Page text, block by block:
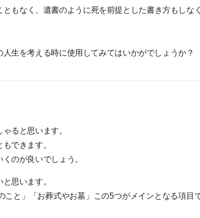
もなく、遺書のように死を前提とした書き方もしな
生を考える時に使用してみてはいかがでしょうか？
ると思います。
できます。
のが良いでしょう。
思います。
こと」「お葬式やお墓」この5つがメインとなる項目